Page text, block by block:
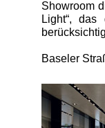
Showroom
Light“,
Baseler